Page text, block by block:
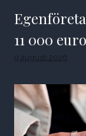
11 000
9 augusti 2026